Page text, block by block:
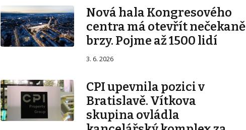
Nová hala Kongresového
centra má otevřít nečekaně
brzy. Pojme až 1500 lidí
3. 6. 2026
CPI upevnila pozici v
Bratislavě. Vítkova
skupina ovládla